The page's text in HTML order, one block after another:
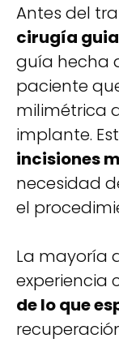
Antes del
cirugía
guía hecha
paciente
milimétrica
implante.
incisiones
necesidad
el
La mayoría
experiencia
de lo que